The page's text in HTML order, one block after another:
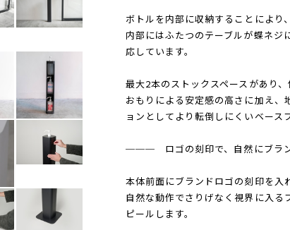
ボトルを内部に収納することにより
内部にはふたつのテーブルが蝶ネジ
応しています。
最大2本のストックスペースがあり、
おもりによる安定感の高さに加え、
ョンとしてより転倒しにくいベース
─── ロゴの刻印で、自然にブ
本体前面にブランドロゴの刻印を入
自然な動作でさりげなく視界に入る
ピールします。